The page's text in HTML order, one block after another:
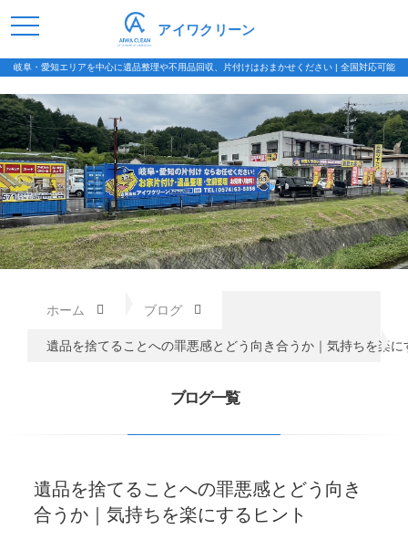
岐阜・愛知エリアを中心に遺品整理や不用品回収、片付けはおまかせください | 全国対応可能
アイワクリーン
ホーム ブログ
遺品を捨てることへの罪悪感とどう向き合うか｜気持ちを楽に
ブログ一覧
遺品を捨てることへの罪悪感とどう向き
合うか｜気持ちを楽にするヒント